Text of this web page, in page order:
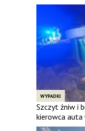
WYPADKI
Szczyt żniw i
kierowca auta